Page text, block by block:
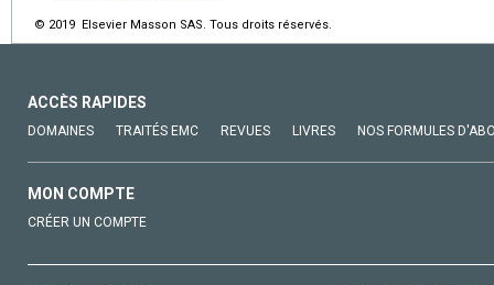
© 2019 Elsevier Masson SAS. Tous droits réservés.
ACCÈS RAPIDES
DOMAINES TRAITÉS EMC REVUES LIVRES NOS FORMULES
MON COMPTE
CRÉER UN COMPTE